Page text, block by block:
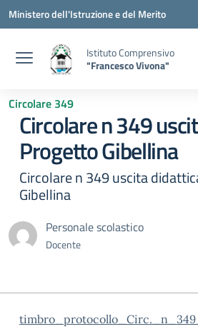
Vai ai contenuti
Vai al menu di navigazione
Vai al footer
Ministero dell'Istruzione e del Merito
Istituto Comprensivo
"Francesco Vivona"
Circolare 349
Circolare n 349
Progetto Gibellina
Circolare n 349 uscita
Gibellina
Personale scolastico
Docente